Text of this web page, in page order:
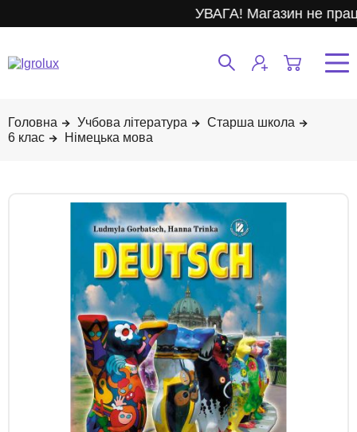
УВАГА! Магазин не
Учбова література
Старша школа
6 клас
Німецька мова